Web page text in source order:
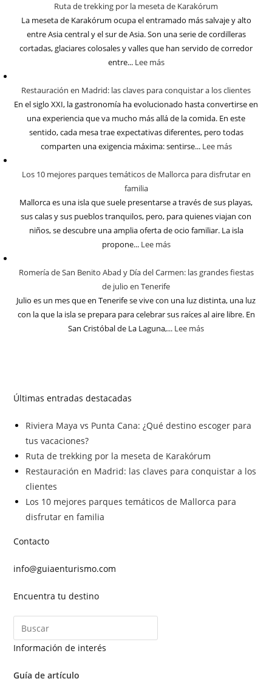
Ruta de trekking por la meseta de Karakórum
La meseta de Karakórum ocupa el entramado más salvaje y alto
entre Asia central y el sur de Asia. Son una serie de cordilleras
cortadas, glaciares colosales y valles que han servido de corredor
entre... Lee más
Restauración en Madrid: las claves para conquistar a los clientes
En el siglo XXI, la gastronomía ha evolucionado hasta convertirse en
una experiencia que va mucho más allá de la comida. En este
sentido, cada mesa trae expectativas diferentes, pero todas
comparten una exigencia máxima: sentirse... Lee más
Los 10 mejores parques temáticos de Mallorca para disfrutar en
familia
Mallorca es una isla que suele presentarse a través de sus playas,
sus calas y sus pueblos tranquilos, pero, para quienes viajan con
niños, se descubre una amplia oferta de ocio familiar. La isla
propone... Lee más
Romería de San Benito Abad y Día del Carmen: las grandes fiestas
de julio en Tenerife
Julio es un mes que en Tenerife se vive con una luz distinta, una luz
con la que la isla se prepara para celebrar sus raíces al aire libre. En
San Cristóbal de La Laguna,... Lee más
Últimas entradas destacadas
Riviera Maya vs Punta Cana: ¿Qué destino escoger para
tus vacaciones?
Ruta de trekking por la meseta de Karakórum
Restauración en Madrid: las claves para conquistar a los
clientes
Los 10 mejores parques temáticos de Mallorca para
disfrutar en familia
Contacto
info@guiaenturismo.com
Encuentra tu destino
Información de interés
Guía de artículo